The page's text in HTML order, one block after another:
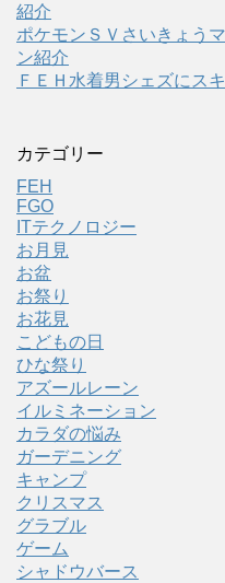
紹介
ポケモンＳＶさいきょう
ン紹介
ＦＥＨ水着男シェズにス
カテゴリー
FEH
FGO
ITテクノロジー
お月見
お盆
お祭り
お花見
こどもの日
ひな祭り
アズールレーン
イルミネーション
カラダの悩み
ガーデニング
キャンプ
クリスマス
グラブル
ゲーム
シャドウバース